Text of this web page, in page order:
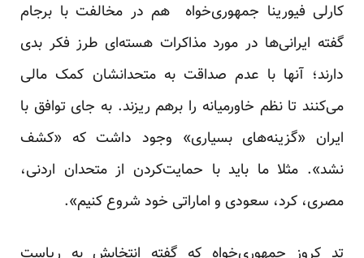
کارلی فیورینا جمهوری‌خواه هم در مخالفت با برجام
گفته ایرانی‌ها در مورد مذاکرات هسته‌ای طرز فکر بدی
دارند؛ آنها با عدم صداقت به متحدانشان کمک مالی
می‌کنند تا نظم خاورمیانه را برهم ریزند. به جای توافق با
ایران «گزینه‌های بسیاری» وجود داشت که «کشف
نشد». مثلا ما باید با حمایت‌کردن از متحدان اردنی،
مصری، کرد، سعودی و اماراتی خود شروع کنیم».